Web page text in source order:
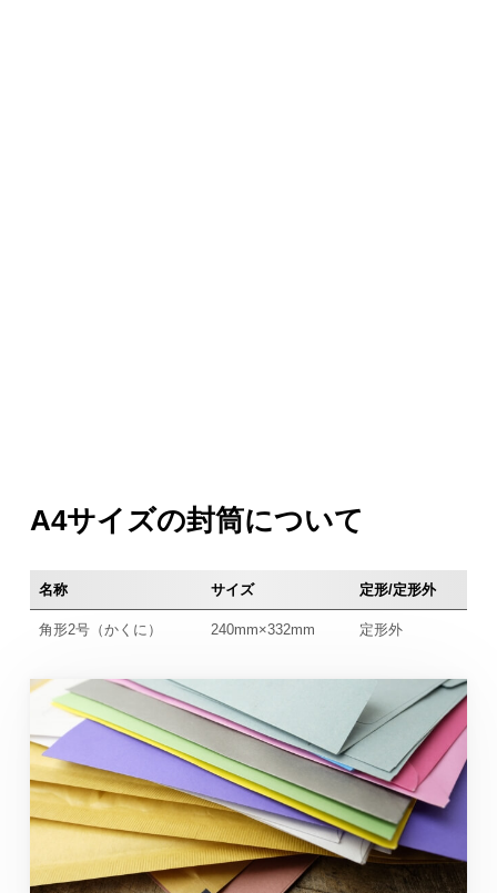
A4サイズの封筒について
名称 サイズ 定形/定形外
角形2号（かくに） 240mm×332mm 定形外